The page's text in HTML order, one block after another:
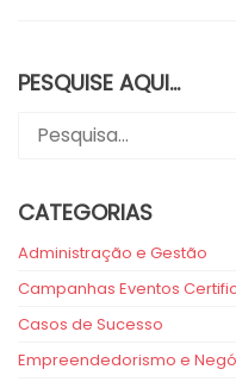
PESQUISE AQUI…
CATEGORIAS
Administração e Gestão
Campanhas Eventos
Casos de Sucesso
Empreendedorismo e